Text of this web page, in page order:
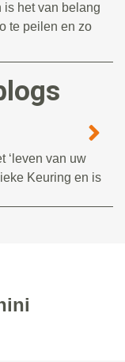
is het van belang
te peilen en zo
‘leven van uw
Keuring en is